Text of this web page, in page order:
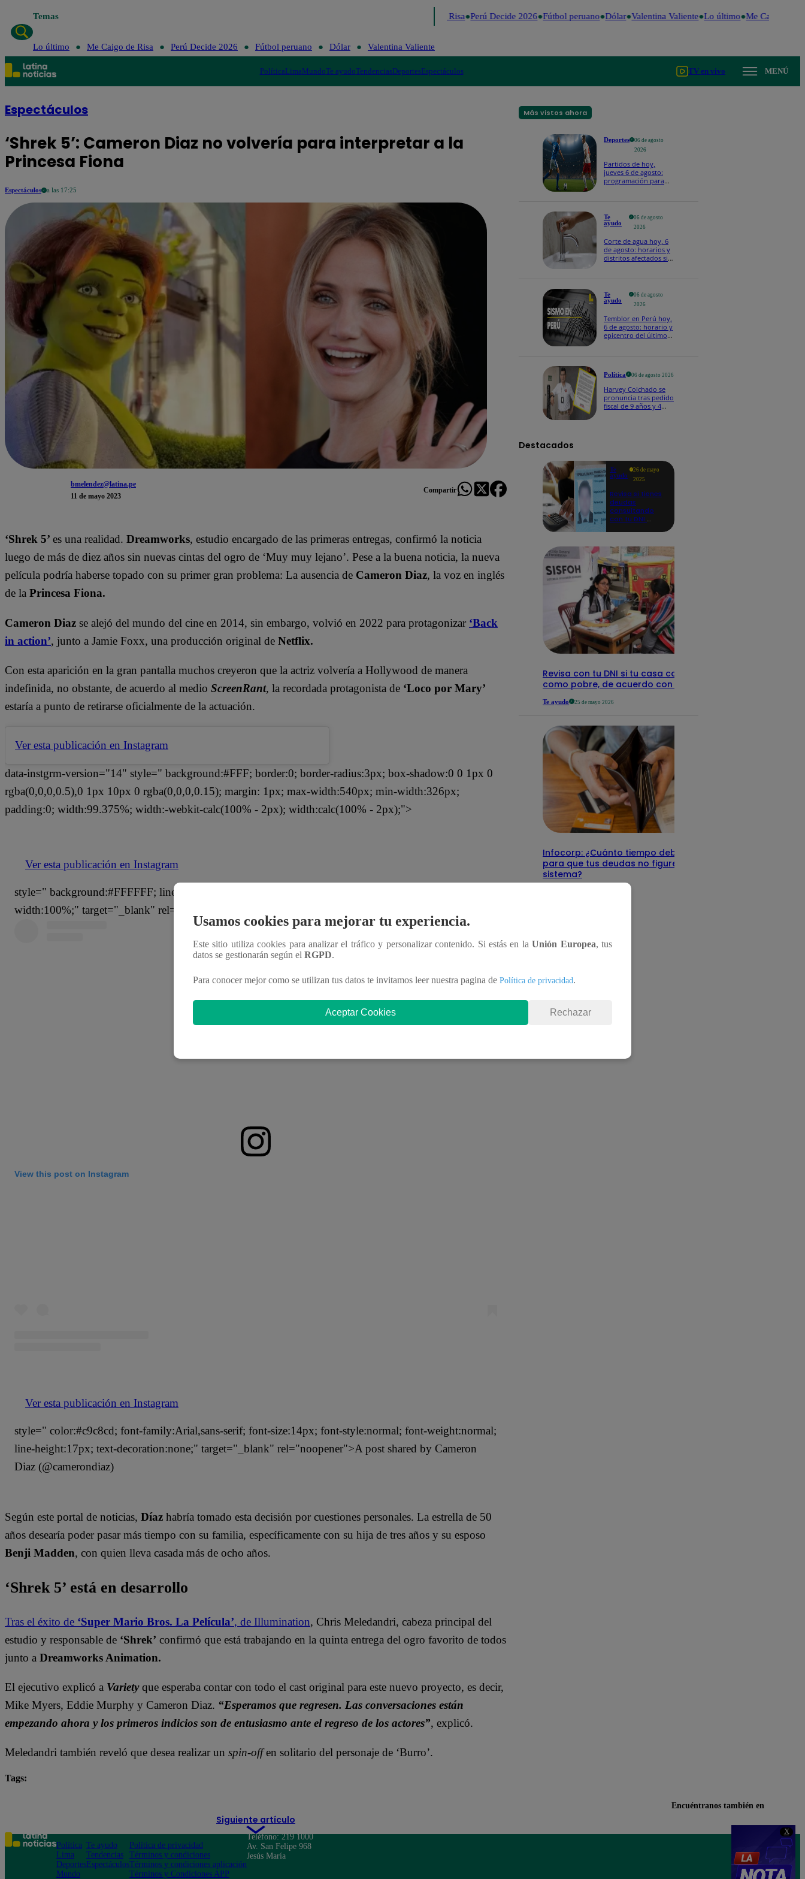
X
Temas Me Caigo de Risa Perú Decide 2026 Fútbol peruano Dólar Valentina Valiente Lo último Me Caigo de
Lo último Me Caigo de Risa Perú Decide 2026 Fútbol peruano Dólar Valentina Valiente
PolíticaLimaMundoTe ayudoTendenciasDeportesEspectáculos TV en vivo MENÚ
Espectáculos
‘Shrek 5’: Cameron Diaz no volvería para interpretar a la
Princesa Fiona
Espectáculos a las 17:25
bmelendez@latina.pe
11 de mayo 2023
Compartir
‘Shrek 5’ es una realidad. Dreamworks, estudio encargado de las primeras entregas, confirmó la noticia
luego de más de diez años sin nuevas cintas del ogro de ‘Muy muy lejano’. Pese a la buena noticia, la nueva
película podría haberse topado con su primer gran problema: La ausencia de Cameron Diaz, la voz en inglés
de la Princesa Fiona.
Cameron Diaz se alejó del mundo del cine en 2014, sin embargo, volvió en 2022 para protagonizar ‘Back
in action’, junto a Jamie Foxx, una producción original de Netflix.
Con esta aparición en la gran pantalla muchos creyeron que la actriz volvería a Hollywood de manera
indefinida, no obstante, de acuerdo al medio ScreenRant, la recordada protagonista de ‘Loco por Mary’
estaría a punto de retirarse oficialmente de la actuación.
Ver esta publicación en Instagram
data-instgrm-version="14" style=" background:#FFF; border:0; border-radius:3px; box-shadow:0 0 1px 0
rgba(0,0,0,0.5),0 1px 10px 0 rgba(0,0,0,0.15); margin: 1px; max-width:540px; min-width:326px;
padding:0; width:99.375%; width:-webkit-calc(100% - 2px); width:calc(100% - 2px);">
Ver esta publicación en Instagram
style=" background:#FFFFFF; line-height:0; padding:0 0; text-align:center; text-decoration:none;
width:100%;" target="_blank" rel="noopener">
View this post on Instagram
Ver esta publicación en Instagram
style=" color:#c9c8cd; font-family:Arial,sans-serif; font-size:14px; font-style:normal; font-weight:normal;
line-height:17px; text-decoration:none;" target="_blank" rel="noopener">A post shared by Cameron
Diaz (@camerondiaz)
Según este portal de noticias, Díaz habría tomado esta decisión por cuestiones personales. La estrella de 50
años desearía poder pasar más tiempo con su familia, específicamente con su hija de tres años y su esposo
Benji Madden, con quien lleva casada más de ocho años.
‘Shrek 5’ está en desarrollo
Tras el éxito de ‘Super Mario Bros. La Película’, de Illumination, Chris Meledandri, cabeza principal del
estudio y responsable de ‘Shrek’ confirmó que está trabajando en la quinta entrega del ogro favorito de todos
junto a Dreamworks Animation.
El ejecutivo explicó a Varietyque esperaba contar con todo el cast original para este nuevo proyecto, es decir,
Mike Myers, Eddie Murphy y Cameron Diaz. “Esperamos que regresen. Las conversaciones están
empezando ahora y los primeros indicios son de entusiasmo ante el regreso de los actores”, explicó.
Meledandri también reveló que desea realizar un spin-offen solitario del personaje de ‘Burro’.
Tags:
Siguiente artículo
Más vistos ahora
Deportes
06 de agosto
2026
Partidos de hoy,
jueves 6 de agosto:
programación para
Te
ayudo
06 de agosto
2026
Corte de agua hoy, 6
de agosto: horarios y
distritos afectados sin
Te
ayudo
06 de agosto
2026
Temblor en Perú hoy,
6 de agosto: horario y
epicentro del último
Política 06 de agosto 2026
Harvey Colchado se
pronuncia tras pedido
fiscal de 9 años y 4
Destacados
Te
ayudo
26 de mayo
2025
Revisa si tienes
deudas
consultando
con tu DNI:
detalles
Revisa con tu DNI si tu casa califica
como pobre, de acuerdo con el Sisfoh
Te ayudo 25 de mayo 2026
Infocorp: ¿Cuánto tiempo debe pasar
para que tus deudas no figuren en su
sistema?
Usamos cookies para mejorar tu experiencia.
Este sitio utiliza cookies para analizar el tráfico y personalizar contenido. Si estás en laUnión Europea, tus
datos se gestionarán según el RGPD.
Para conocer mejor como se utilizan tus datos te invitamos leer nuestra pagina de Política de privacidad.
Aceptar Cookies Rechazar
Encuéntranos también en
Política
Lima
Deportes
Mundo
Te ayudo
Tendencias
Espectáculos
Política de privacidad
Términos y condiciones
Términos y condiciones aplicación
Términos y Condiciones APP
Teléfono: 219 1000
Av. San Felipe 968
Jesús María